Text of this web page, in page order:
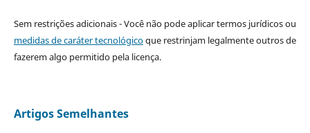
Sem restrições adicionais - Você não pode aplicar termos jurídicos ou
medidas de caráter tecnológicoque restrinjam legalmente outros de
fazerem algo permitido pela licença.
Artigos Semelhantes